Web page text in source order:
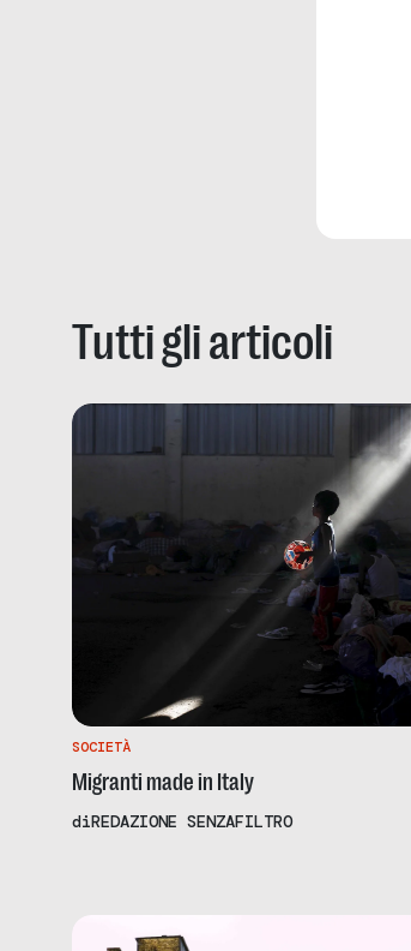
Tutti gli articoli
SOCIETÀ
Migranti made in Italy
diREDAZIONE SENZAFILTRO